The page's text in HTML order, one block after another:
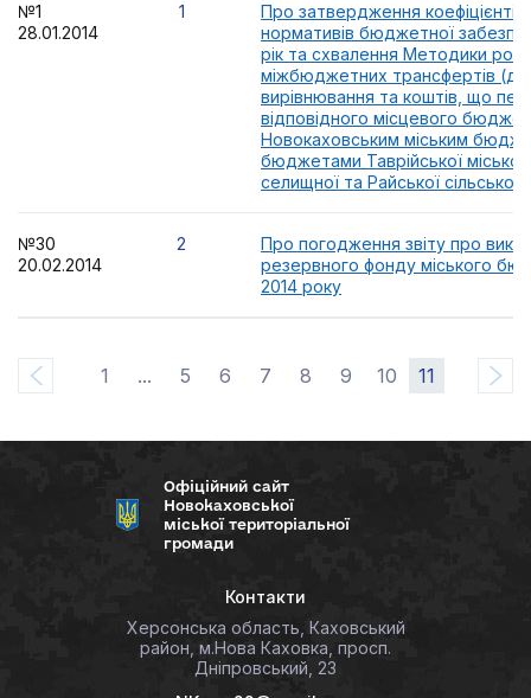
№1
28.01.2014
1
Про затвердження коефіцієнтів
нормативів бюджетної
рік та схвалення Методики
міжбюджетних трансфертів
вирівнювання та коштів, що
відповідного місцевого
Новокаховським міським
бюджетами Таврійської
селищної та Райської сільської
№30
20.02.2014
2
Про погодження звіту про
резервного фонду міського
2014 року
1 ... 5 6 7 8 9 10 11
Офіційний сайт
Новокаховської
міської територіальної
громади
Контакти
Херсонська область, Каховський
район, м.Нова Каховка, просп.
Дніпровський, 23